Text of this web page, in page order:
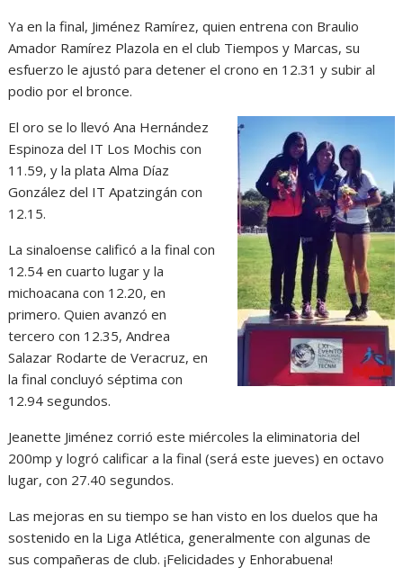
Ya en la final, Jiménez Ramírez, quien entrena con Braulio
Amador Ramírez Plazola en el club Tiempos y Marcas, su
esfuerzo le ajustó para detener el crono en 12.31 y subir al
podio por el bronce.
El oro se lo llevó Ana Hernández
Espinoza del IT Los Mochis con
11.59, y la plata Alma Díaz
González del IT Apatzingán con
12.15.
La sinaloense calificó a la final con
12.54 en cuarto lugar y la
michoacana con 12.20, en
primero. Quien avanzó en
tercero con 12.35, Andrea
Salazar Rodarte de Veracruz, en
la final concluyó séptima con
12.94 segundos.
Jeanette Jiménez corrió este miércoles la eliminatoria del
200mp y logró calificar a la final (será este jueves) en octavo
lugar, con 27.40 segundos.
Las mejoras en su tiempo se han visto en los duelos que ha
sostenido en la Liga Atlética, generalmente con algunas de
sus compañeras de club. ¡Felicidades y Enhorabuena!